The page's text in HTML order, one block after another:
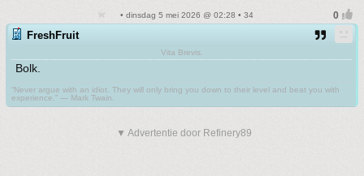
• dinsdag 5 mei 2026 @ 02:28 • 34
FreshFruit
Vita Brevis.
Bolk.
“Never argue with an idiot. They will only bring you down to their level and beat you with
experience.” ― Mark Twain.
▼ Advertentie door Refinery89